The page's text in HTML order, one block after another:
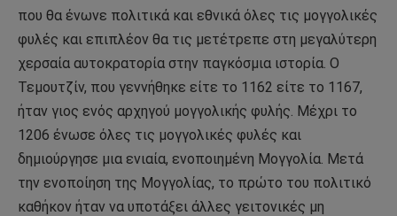
που θα ένωνε πολιτικά και εθνικά όλες τις μογγολικές
φυλές και επιπλέον θα τις μετέτρεπε στη μεγαλύτερη
χερσαία αυτοκρατορία στην παγκόσμια ιστορία. Ο
Τεμουτζίν, που γεννήθηκε είτε το 1162 είτε το 1167,
ήταν γιος ενός αρχηγού μογγολικής φυλής. Μέχρι το
1206 ένωσε όλες τις μογγολικές φυλές και
δημιούργησε μια ενιαία, ενοποιημένη Μογγολία. Μετά
την ενοποίηση της Μογγολίας, το πρώτο του πολιτικό
καθήκον ήταν να υποτάξει άλλες γειτονικές μη